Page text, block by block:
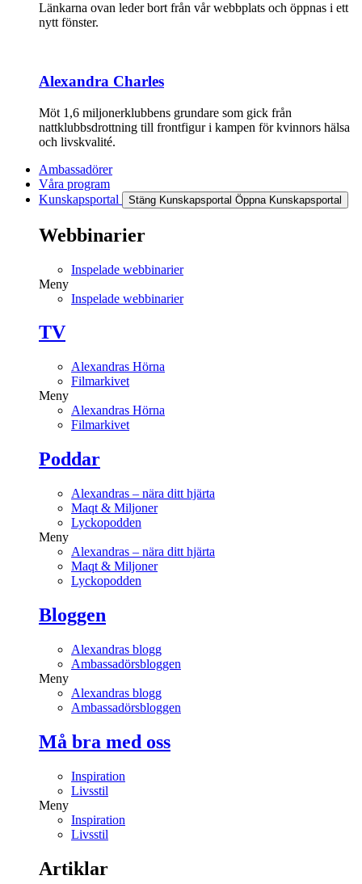
Länkarna ovan leder bort från vår webbplats och öppnas i ett
nytt fönster.
Alexandra Charles
Möt 1,6 miljonerklubbens grundare som gick från
nattklubbsdrottning till frontfigur i kampen för kvinnors hälsa
och livskvalité.
Ambassadörer
Våra program
Kunskapsportal
Stäng Kunskapsportal Öppna Kunskapsportal
Webbinarier
Inspelade webbinarier
Meny
Inspelade webbinarier
TV
Alexandras Hörna
Filmarkivet
Meny
Alexandras Hörna
Filmarkivet
Poddar
Alexandras – nära ditt hjärta
Maqt & Miljoner
Lyckopodden
Meny
Alexandras – nära ditt hjärta
Maqt & Miljoner
Lyckopodden
Bloggen
Alexandras blogg
Ambassadörsbloggen
Meny
Alexandras blogg
Ambassadörsbloggen
Må bra med oss
Inspiration
Livsstil
Meny
Inspiration
Livsstil
Artiklar